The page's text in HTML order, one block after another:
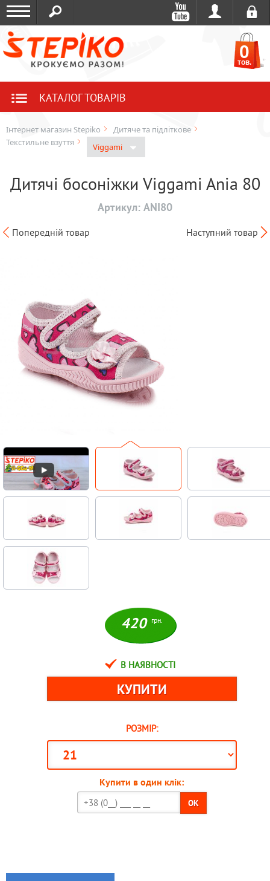
0
тов.
КАТАЛОГ ТОВАРІВ
Інтернет магазин Stepiko
Дитяче та підліткове
Текстильне взуття
Viggami
Дитячі босоніжки Viggami Ania 80
Артикул: ANI80
Попередній товар Наступний товар
420 грн.
В НАЯВНОСТІ
РОЗМІР:
Купити в один клік:
OK